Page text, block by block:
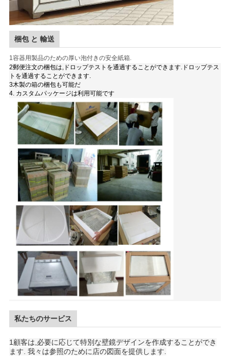
梱包 と 輸送
1容器用製品のための厚い泡付きの安全紙箱.
2郵便注文の梱包は,ドロップテストを通過することができます.ドロップテス
トを通過することができます.
3木製の箱の梱包も可能だ
4. カスタムパッケージは利用可能です
私たちのサービス
1顧客は,必要に応じて特別な壁鏡デザインを作成することができ
ます. 我々は参照のために店の図面を提供します.